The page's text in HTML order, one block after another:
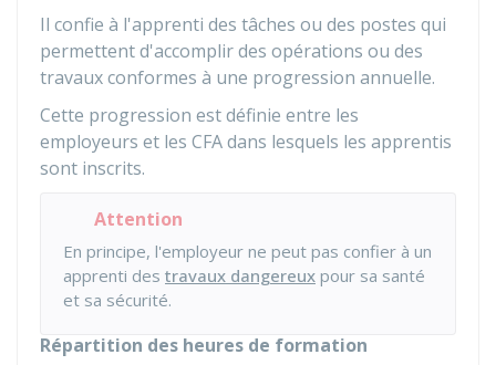
Il confie à l'apprenti des tâches ou des postes qui
permettent d'accomplir des opérations ou des
travaux conformes à une progression annuelle.
Cette progression est définie entre les
employeurs et les CFA dans lesquels les apprentis
sont inscrits.
Attention
En principe, l'employeur ne peut pas confier à un
apprenti des travaux dangereux pour sa santé
et sa sécurité.
Répartition des heures de formation